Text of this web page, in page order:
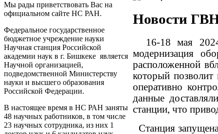
Мы рады приветствовать Вас на
официальном сайте НС РАН.
Федеральное государственное
бюджетное учреждение науки
Научная станция Российской
академии наук в г. Бишкеке является
Научной организацией,
подведомственной Министерству
науки и высшего образования
Российской Федерации.
В настоящее время в НС РАН заняты
48 научных работников, в том числе
23 научных сотрудника, из них 1
Новости
16-18 мая 2024
модернизация
расположенной
который
оперативно
данные
станции, что
Станция